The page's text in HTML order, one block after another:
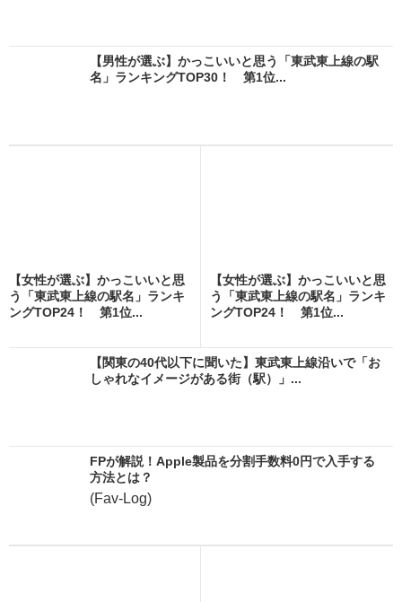
【男性が選ぶ】かっこいいと思う「東武東上線の駅
名」ランキングTOP30！ 第1位...
【女性が選ぶ】かっこいいと思
う「東武東上線の駅名」ランキ
ングTOP24！ 第1位...
【女性が選ぶ】かっこいいと思
う「東武東上線の駅名」ランキ
ングTOP24！ 第1位...
【関東の40代以下に聞いた】東武東上線沿いで「お
しゃれなイメージがある街（駅）」...
FPが解説！Apple製品を分割手数料0円で入手する
方法とは？
(Fav-Log)